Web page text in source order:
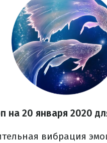
на 20 января 2020
вибрация